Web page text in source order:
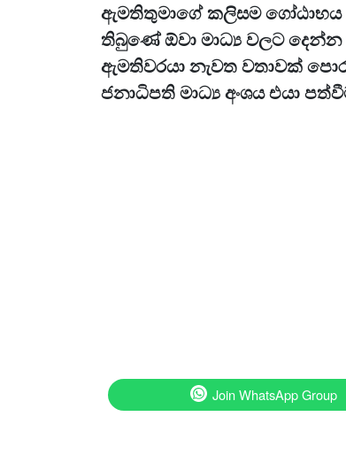
ඇමතිතුමාගේ කලිසම ගෝඨාභය
තිබුණේ ඕවා මාධ්‍ය වලට දෙන්න
ඇමතිවරයා නැවත වතාවක්
ජනාධිපති මාධ්‍ය අංශය එයා
Join WhatsApp Group